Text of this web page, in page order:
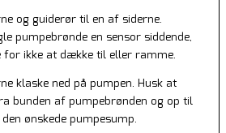
og guiderør til en af siderne.
pumpebrønde en sensor siddende,
for ikke at dække til eller ramme.
klaske ned på pumpen. Husk at
bunden af pumpebrønden og op til
ønskede pumpesump.